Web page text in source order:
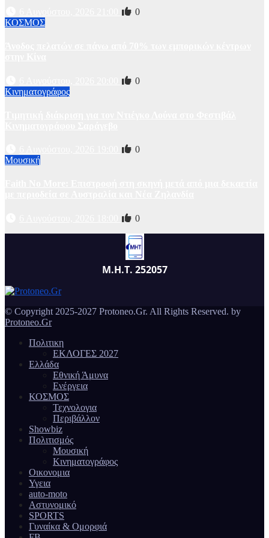
0
ΚΟΣΜΟΣ
0
Κινηματογράφος
0
Μουσική
0
Μ.Η.Τ. 252057
© Copyright 2025-2027 Protoneo.Gr. All Rights Reserved. by
Protoneo.Gr
Πολιτικη
ΕΚΛΟΓΕΣ 2027
Ελλάδα
Εθνική Άμυνα
Ενέργεια
ΚΟΣΜΟΣ
Τεχνολογια
Περιβάλλον
Showbiz
Πολιτισμός
Μουσική
Κινηματογράφος
Οικονομια
Υγεια
auto-moto
Αστυνομικό
SPORTS
Γυναίκα & Ομορφιά